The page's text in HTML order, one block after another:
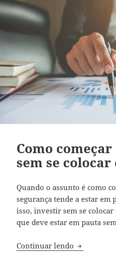
Como
sem se
Quando o assunto é como
segurança tende a estar
isso, investir sem se
que deve estar em pauta
Continuar lendo Como